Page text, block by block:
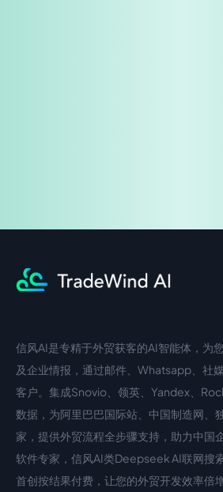
中文入口
信风AI是专精于外贸获客的AI智能体，为
及企业情报，通过邮件、Whatsapp、社
客户。集成Snovio、领英、Yandex、
数据，为阿里巴巴国际站、中国制造网、
家，提供外贸流程全步骤支持，助力中国
软件专家，信风AI类Deepseek AI联网搜
首创按结果付费，让您的外贸开发效率倍增